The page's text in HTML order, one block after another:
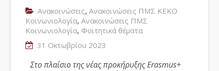
Ανακοινώσεις,Ανακοινώσεις ΠΜΣ ΚΕΚΟ
Κοινωνιολογία,Ανακοινώσεις ΠΜΣ
Κοινωνιολογία, Φοιτητικά θέματα
31 Οκτωβρίου 2023
Στο πλαίσιο της νέας προκήρυξης Erasmus+